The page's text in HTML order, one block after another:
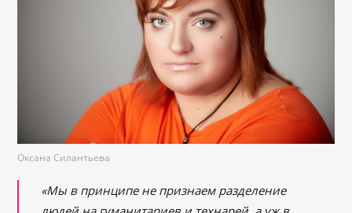
Оксана Силантьева
«Мы в принципе не признаем разделение